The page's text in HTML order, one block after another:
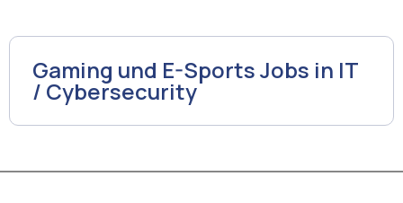
Gaming und E-Sports Jobs in IT
/ Cybersecurity